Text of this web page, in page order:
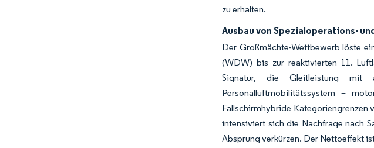
zu erhalten.
Ausbau von Spezialoperations-
Der Großmächte-Wettbewerb löste
(WDW) bis zur reaktivierten 11.
Signatur, die Gleitleistung mit
Personalluftmobilitätssystem –
Fallschirmhybride Kategoriengrenzen
intensiviert sich die Nachfrage nach
Absprung verkürzen. Der Nettoeffekt